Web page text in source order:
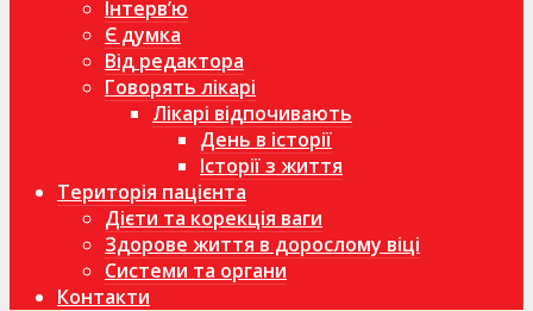
Інтерв’ю
Є думка
Від редактора
Говорять лікарі
Лікарі відпочивають
День в історії
Історії з життя
Територія пацієнта
Дієти та корекція ваги
Здорове життя в дорослому віці
Системи та органи
Контакти